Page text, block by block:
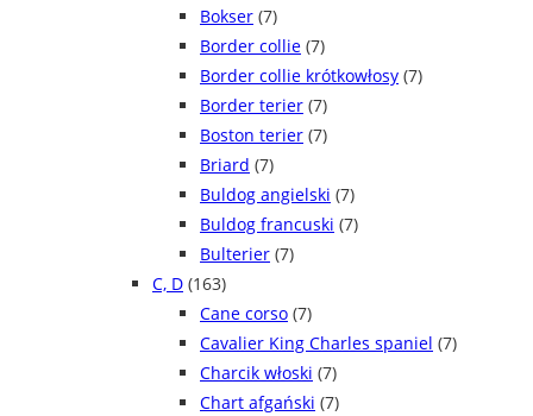
Bokser (7)
Border collie (7)
Border collie krótkowłosy (7)
Border terier (7)
Boston terier (7)
Briard (7)
Buldog angielski (7)
Buldog francuski (7)
Bulterier (7)
C, D (163)
Cane corso (7)
Cavalier King Charles spaniel (7)
Charcik włoski (7)
Chart afgański (7)